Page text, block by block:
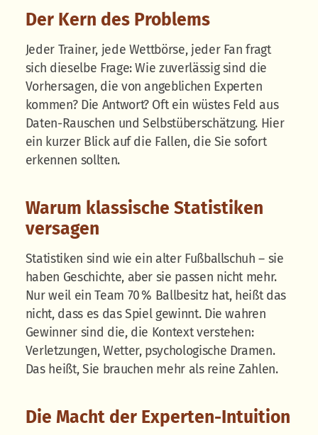
Der Kern des Problems
Jeder Trainer, jede Wettbörse, jeder Fan fragt
sich dieselbe Frage: Wie zuverlässig sind die
Vorhersagen, die von angeblichen Experten
kommen? Die Antwort? Oft ein wüstes Feld aus
Daten-Rauschen und Selbstüberschätzung. Hier
ein kurzer Blick auf die Fallen, die Sie sofort
erkennen sollten.
Warum klassische Statistiken
versagen
Statistiken sind wie ein alter Fußballschuh – sie
haben Geschichte, aber sie passen nicht mehr.
Nur weil ein Team 70 % Ballbesitz hat, heißt das
nicht, dass es das Spiel gewinnt. Die wahren
Gewinner sind die, die Kontext verstehen:
Verletzungen, Wetter, psychologische Dramen.
Das heißt, Sie brauchen mehr als reine Zahlen.
Die Macht der Experten-Intuition